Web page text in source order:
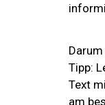
Tipp:
Text
am